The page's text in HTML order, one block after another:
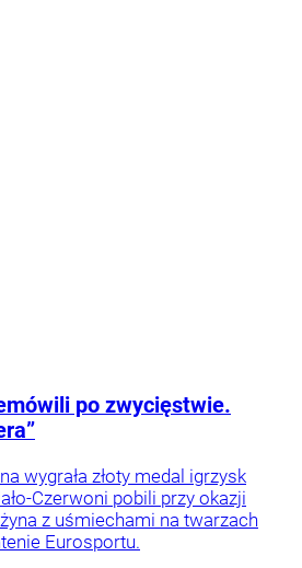
po zwycięstwie.
wygrała złoty medal igrzysk
Czerwoni pobili przy okazji
z uśmiechami na twarzach
Eurosportu.